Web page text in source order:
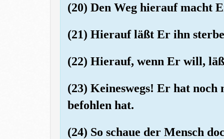
(20) Den Weg hierauf macht
(21) Hierauf läßt Er ihn
(22) Hierauf, wenn Er will,
(23) Keineswegs! Er hat
befohlen hat.
(24) So schaue der Mensch